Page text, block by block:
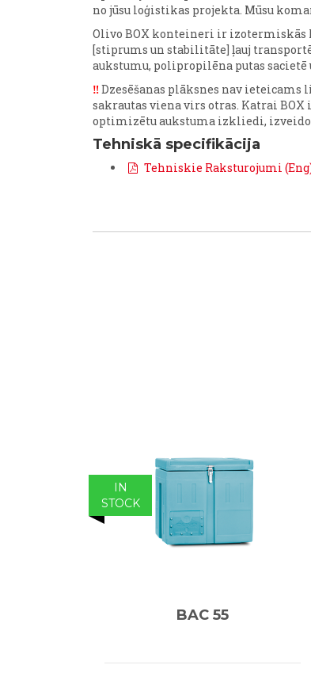
no jūsu loģistikas projekta. Mūsu
Olivo BOX konteineri ir izotermiskās
[stiprums un stabilitāte] ļauj
aukstumu, polipropilēna putas
‼️Dzesēšanas plāksnes nav
sakrautas viena virs otras. Katrai BOX
optimizētu aukstuma izkliedi,
Tehniskā specifikācija
Tehniskie Raksturojumi
BAC 55
IN
STOCK